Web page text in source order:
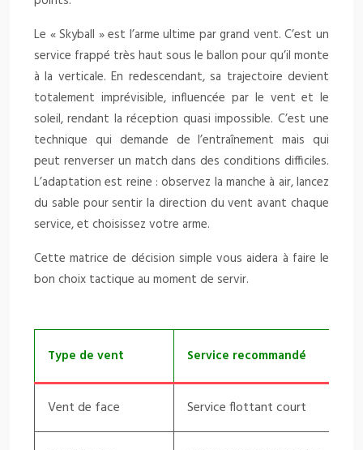
Le « Skyball » est l’arme ultime par grand vent. C’est un
service frappé très haut sous le ballon pour qu’il monte
à la verticale. En redescendant, sa trajectoire devient
totalement imprévisible, influencée par le vent et le
soleil, rendant la réception quasi impossible. C’est une
technique qui demande de l’entraînement mais qui
peut renverser un match dans des conditions difficiles.
L’adaptation est reine : observez la manche à air, lancez
du sable pour sentir la direction du vent avant chaque
service, et choisissez votre arme.
Cette matrice de décision simple vous aidera à faire le
bon choix tactique au moment de servir.
Type de vent Service recommandé
Vent de face Service flottant court